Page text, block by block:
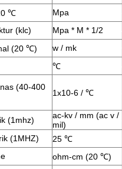
℃
Mpa
(klc)
Mpa * M * 1/2
(20 ℃) w / mk
℃
(40-400
1x10-6 / ℃
(1mhz)
ac-kv / mm (ac v /
mil)
(1MHZ)
25 ℃
ohm-cm (20 ℃)